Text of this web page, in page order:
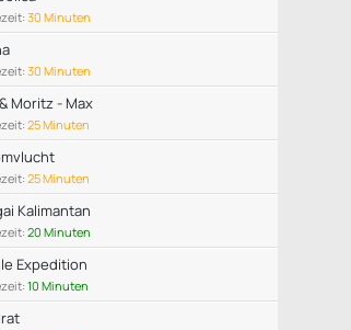
30 Minuten
30 Minuten
Moritz - Max
25 Minuten
25 Minuten
Kalimantan
20 Minuten
Expedition
10 Minuten